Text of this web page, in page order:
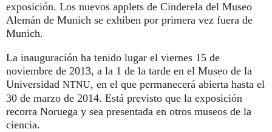
exposición. Los nuevos applets de Cinderela del Museo
Alemán de Munich se exhiben por primera vez fuera de
Munich.
La inauguración ha tenido lugar el viernes 15 de
noviembre de 2013, a la 1 de la tarde en el Museo de la
Universidad NTNU, en el que permanecerá abierta hasta el
30 de marzo de 2014. Está previsto que la exposición
recorra Noruega y sea presentada en otros museos de la
ciencia.